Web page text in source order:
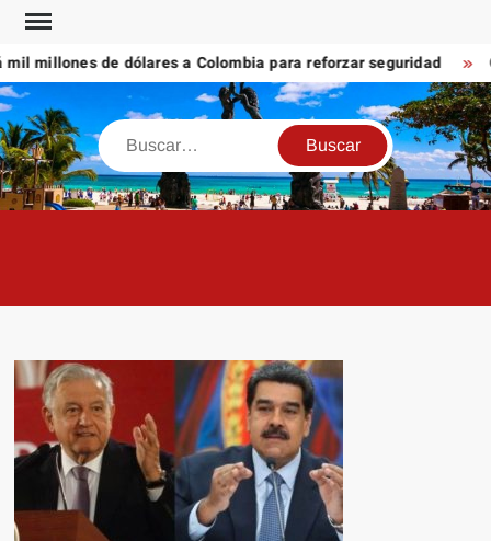
Saltar
contenido
millones de dólares a Colombia para reforzar seguridad
Buscar